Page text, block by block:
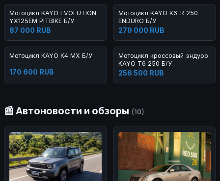
Мотоцикл KAYO EVOLUTION
YX125EM PITBIKE Б/У
87 000 RUB
Мотоцикл KAYO K6-R 250
ENDURO Б/У
279 000 RUB
Мотоцикл KAYO K4 MX Б/У
170 600 RUB
Мотоцикл кроссовый эндуро
KAYO T6 250 Б/У
256 500 RUB
📰 Автоновости и обзоры (10)